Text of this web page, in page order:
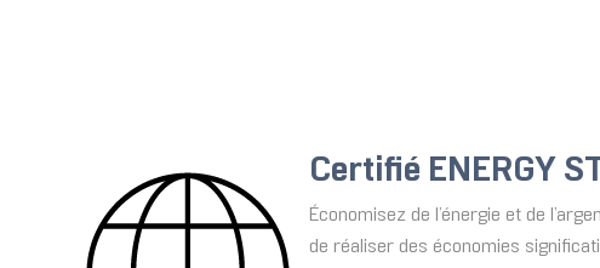
Certifié ENERGY
Économisez de l’énergie et de
de réaliser des économies